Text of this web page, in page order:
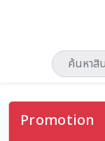
Promotion